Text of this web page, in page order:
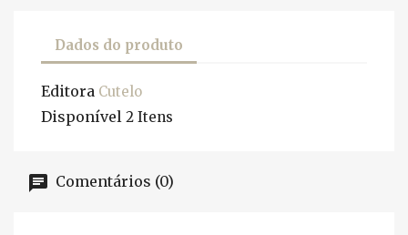
Dados do produto
Editora Cutelo
Disponível 2 Itens
Comentários (0)